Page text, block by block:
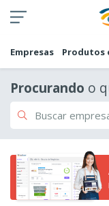
Empresas Produtos
Procurando o